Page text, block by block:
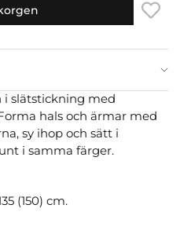
i slätstickning med
hals och ärmar med
sy ihop och sätt i
i samma färger.
(150) cm.